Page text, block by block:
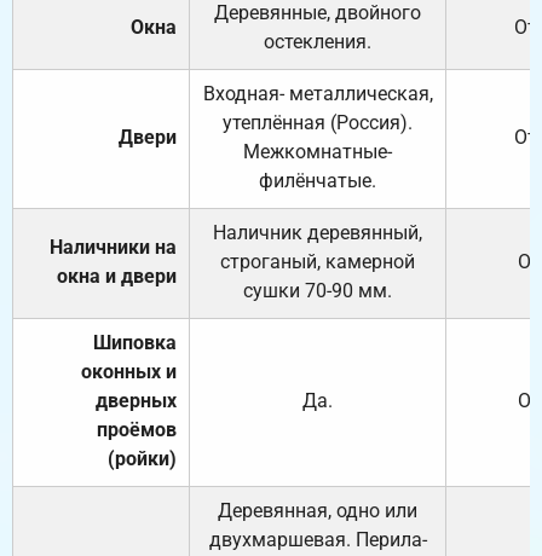
Окна
Деревянные, двойного
остекления.
Двери
Входная- металлическая,
утеплённая (Россия).
Межкомнатные-
филёнчатые.
Наличники на
окна и двери
Наличник деревянный,
строганый, камерной
сушки 70-90 мм.
Шиповка
оконных и
дверных
проёмов
(ройки)
Да.
Деревянная, одно или
двухмаршевая. Перила-